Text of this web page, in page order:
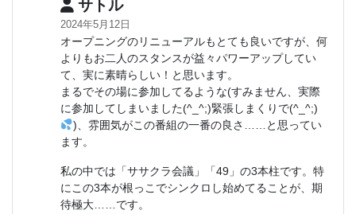
サトル
2024年5月12日
オープニングのリニューアルもとても良いですが、何
よりもお二人のスタンスが益々パワーアップしてい
て、実に素晴らしい！と思います。
まるでその場に参加してるような(すみません、実際
に参加してしまいました(^_^;)緊張しまくりで(^_^;)
)、雰囲気がこの番組の一番の良さ……と思ってい
ます。
私の中では「ササクラ会議」「49」の3本柱です。特
にこの3本が根っこでシンクロし始めてることが、期
待極大……です。